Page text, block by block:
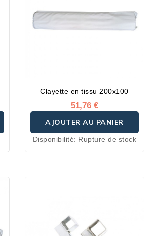
Clayette en tissu 200x100
51,76 €
AJOUTER AU PANIER
Disponibilité: Rupture de stock